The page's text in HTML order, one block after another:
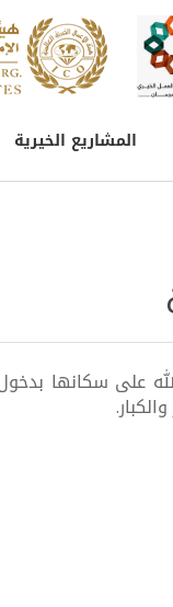
المشاريع الخيرية
على سكانها بدخول